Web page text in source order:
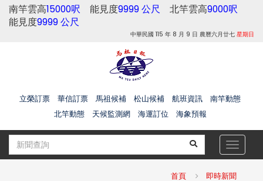
南竿雲高15000呎 能見度9999 公尺 北竿雲高9000呎
能見度9999 公尺
中華民國 115 年 8 月 9 日 農曆六月廿七 星期日
立榮訂票 華信訂票 馬祖候補 松山候補 航班資訊
南竿動態
北竿動態
天候監測網 海運訂位 海象預報
Toggle
首頁 即時新聞